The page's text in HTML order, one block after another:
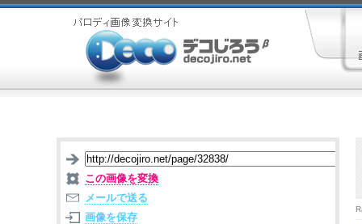
この画像を変換
メールで送る
画像を保存